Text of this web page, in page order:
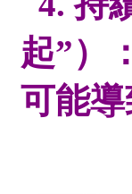
起”）
可能導